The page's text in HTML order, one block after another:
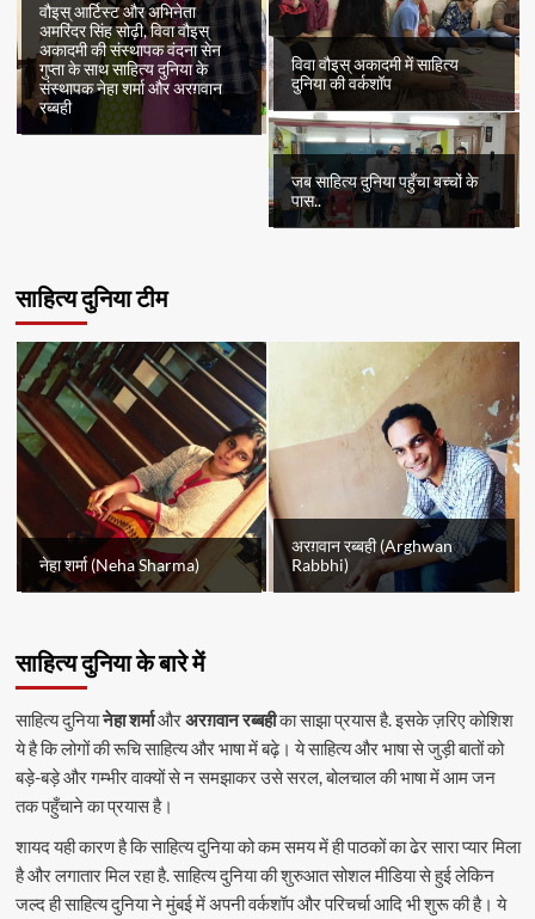
वौइस् आर्टिस्ट और अभिनेता
अमरिंदर सिंह सोढ़ी, विवा वौइस्
अकादमी की संस्थापक वंदना सेन
गुप्ता के साथ साहित्य दुनिया के
संस्थापक नेहा शर्मा और अरग़वान
रब्बही
विवा वौइस् अकादमी में साहित्य
दुनिया की वर्कशॉप
जब साहित्य दुनिया पहुँचा बच्चों के
पास..
साहित्य दुनिया टीम
नेहा शर्मा (Neha Sharma)
अरग़वान रब्बही (Arghwan
Rabbhi)
साहित्य दुनिया के बारे में
साहित्य दुनियानेहा शर्माऔरअरग़वान रब्बहीका साझा प्रयास है. इसके ज़रिए कोशिश
ये है कि लोगों की रूचि साहित्य और भाषा में बढ़े। ये साहित्य और भाषा से जुड़ी बातों को
बड़े-बड़े और गम्भीर वाक्यों से न समझाकर उसे सरल, बोलचाल की भाषा में आम जन
तक पहुँचाने का प्रयास है।
शायद यही कारण है कि साहित्य दुनिया को कम समय में ही पाठकों का ढेर सारा प्यार मिला
है और लगातार मिल रहा है. साहित्य दुनिया की शुरुआत सोशल मीडिया से हुई लेकिन
जल्द ही साहित्य दुनिया ने मुंबई में अपनी वर्कशॉप और परिचर्चा आदि भी शुरू की है। ये